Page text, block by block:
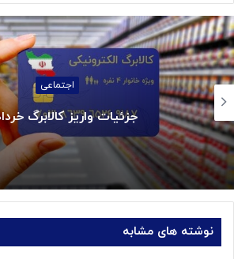
اجتماعی
جزئیات واریز کالابرگ
نوشته های مشابه